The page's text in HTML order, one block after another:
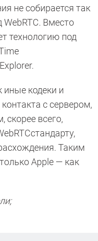
не собирается так
WebRTC. Вместо
технологию под
иные кодеки и
с сервером,
скорее всего,
Таким
Apple — как